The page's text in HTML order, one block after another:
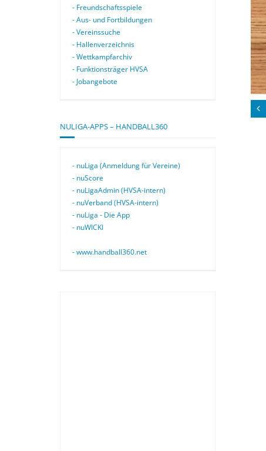
- Freundschaftsspiele
- Aus- und Fortbildungen
- Vereinssuche
- Hallenverzeichnis
- Wettkampfarchiv
- Funktionsträger HVSA
- Jobangebote
NULIGA-APPS – HANDBALL360
- nuLiga (Anmeldung für Vereine)
- nuScore
- nuLigaAdmin (HVSA-intern)
- nuVerband (HVSA-intern)
- nuLiga - Die App
- nuWICKI
- www.handball360.net